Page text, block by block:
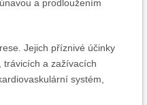
a prodloužením
Jejich příznivé účinky
trávicích a zažívacích
systém,